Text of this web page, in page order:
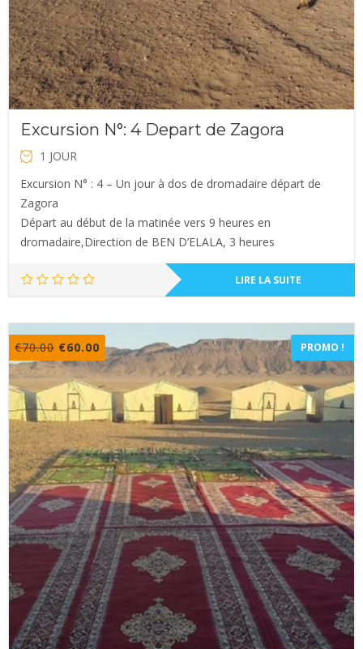
Excursion N°: 4 Depart de Zagora
1 JOUR
Excursion N° : 4 – Un jour à dos de dromadaire départ de
Zagora
Départ au début de la matinée vers 9 heures en
dromadaire,Direction de BEN D’ELALA, 3 heures
LIRE LA SUITE
€70.00 Le
prix
initial
était :
€70.00.
€60.00 Le
prix
actuel
est :
€60.00.
PROMO !